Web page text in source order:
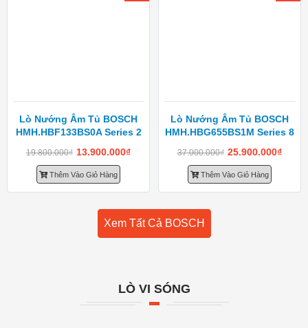
Lò Nướng Âm Tủ BOSCH
HMH.HBF133BS0A Series 2
19.800.000₫ 13.900.000₫
Thêm Vào Giỏ Hàng
Lò Nướng Âm Tủ BOSCH
HMH.HBG655BS1M Series 8
37.000.000₫ 25.900.000₫
Thêm Vào Giỏ Hàng
Xem Tất Cả BOSCH
LÒ VI SÓNG